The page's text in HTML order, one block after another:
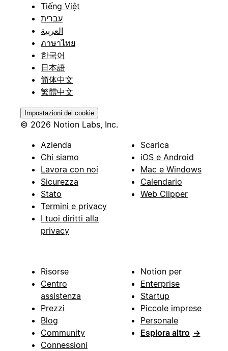
Tiếng Việt
עברית
العربية
ภาษาไทย
한국어
日本語
简体中文
繁體中文
Impostazioni dei cookie
© 2026 Notion Labs, Inc.
Azienda
Chi siamo
Lavora con noi
Sicurezza
Stato
Termini e privacy
I tuoi diritti alla
privacy
Scarica
iOS e Android
Mac e Windows
Calendario
Web Clipper
Risorse
Centro
assistenza
Prezzi
Blog
Community
Connessioni
Notion per
Enterprise
Startup
Piccole imprese
Personale
Esplora altro →